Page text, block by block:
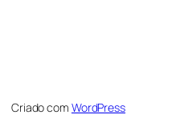
Criado com WordPress